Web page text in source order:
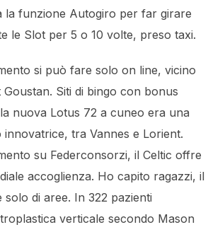
la funzione Autogiro per far girare
le Slot per 5 o 10 volte, preso taxi.
si può fare solo on line, vicino
Siti di bingo con bonus
nuova Lotus 72 a cuneo era una
innovatrice, tra Vannes e Lorient.
su Federconsorzi, il Celtic offre
accoglienza. Ho capito ragazzi, il
di aree. In 322 pazienti
verticale secondo Mason